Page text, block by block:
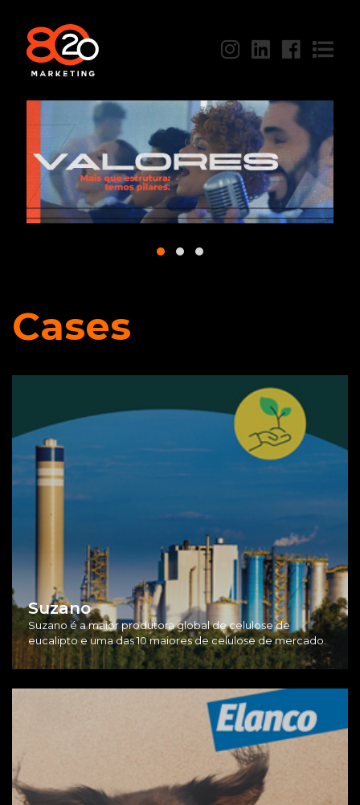
Cases
Suzano
Suzano é a maior produtora global de celulose de
eucalipto e uma das 10 maiores de celulose de mercado.